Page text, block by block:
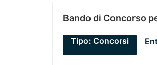
Bando di Concorso
Tipo: Concorsi